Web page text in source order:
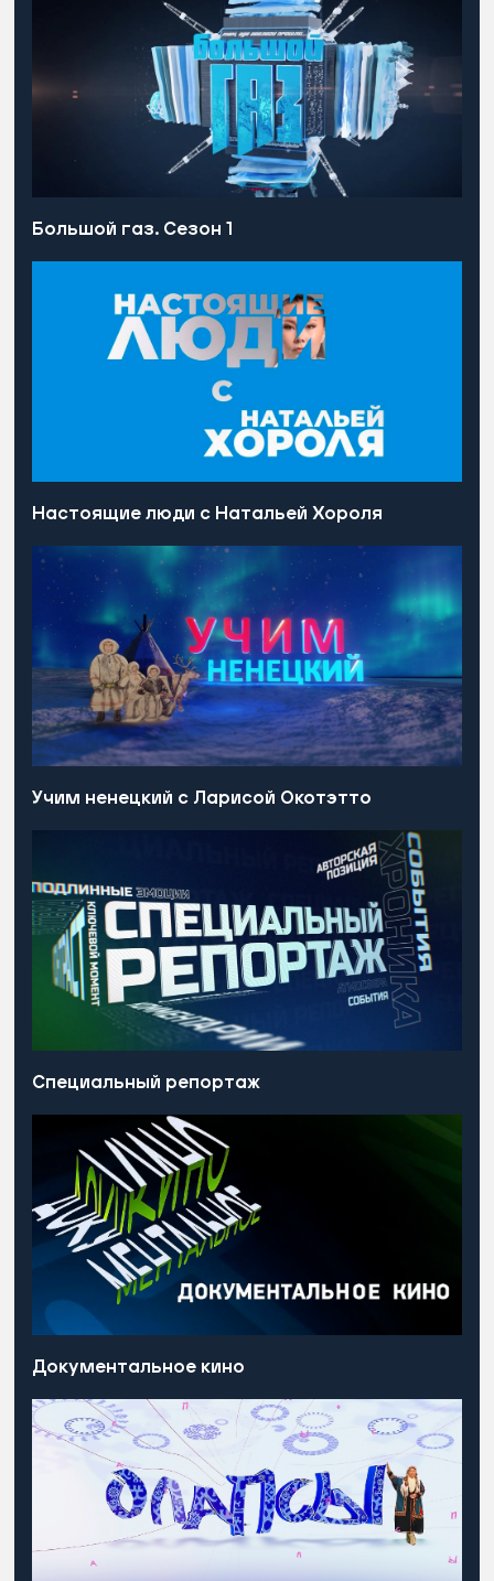
Большой газ. Сезон 1
Настоящие люди с Натальей Хороля
Учим ненецкий с Ларисой Окотэтто
Специальный репортаж
Документальное кино